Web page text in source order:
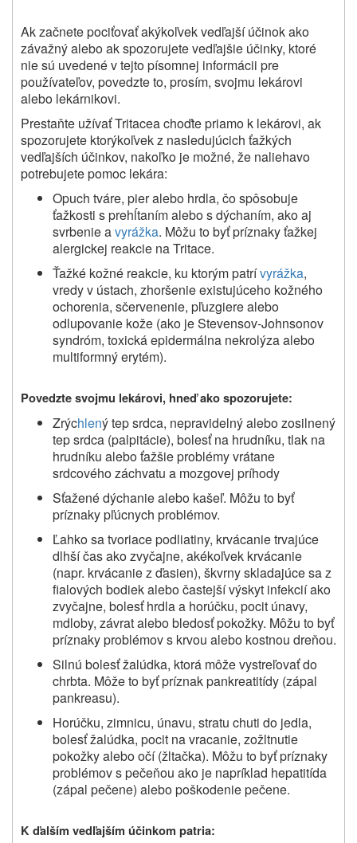
Ak začnete pociťovať akýkoľvek vedľajší účinok ako
závažný alebo ak spozorujete vedľajšie účinky, ktoré
nie sú uvedené v tejto písomnej informácii pre
používateľov, povedzte to, prosím, svojmu lekárovi
alebo lekárnikovi.
Prestaňte užívaťTritacea choďte priamo k lekárovi, ak
spozorujete ktorýkoľvek z nasledujúcich ťažkých
vedľajších účinkov, nakoľko je možné, že naliehavo
potrebujete pomoc lekára:
Opuch tváre, pier alebo hrdla, čo spôsobuje
ťažkosti s prehĺtaním alebo s dýchaním, ako aj
svrbenie avyrážka. Môžu to byť príznaky ťažkej
alergickej reakcie naTritace.
Ťažké kožné reakcie, ku ktorým patrívyrážka,
vredy v ústach, zhoršenie existujúceho kožného
ochorenia, sčervenenie, pľuzgiere alebo
odlupovanie kože (ako je Stevensov-Johnsonov
syndróm, toxická epidermálna nekrolýza alebo
multiformný erytém).
Povedzte svojmu lekárovi, hneď ako spozorujete:
Zrýchlený tep srdca, nepravidelný alebo zosilnený
tep srdca (palpitácie), bolesť na hrudníku, tlak na
hrudníku alebo ťažšie problémy vrátane
srdcového záchvatu a mozgovej príhody
Sťažené dýchanie alebo kašeľ. Môžu to byť
príznaky pľúcnych problémov.
Ľahko sa tvoriace podliatiny, krvácanie trvajúce
dlhší čas ako zvyčajne, akékoľvek krvácanie
(napr. krvácanie z ďasien), škvrny skladajúce sa z
fialových bodiek alebo častejší výskyt infekcií ako
zvyčajne, bolesť hrdla a horúčku, pocit únavy,
mdloby, závrat alebo bledosť pokožky. Môžu to byť
príznaky problémov s krvou alebo kostnou dreňou.
Silnú bolesť žalúdka, ktorá môže vystreľovať do
chrbta. Môže to byť príznak pankreatitídy (zápal
pankreasu).
Horúčku, zimnicu, únavu, stratu chuti do jedla,
bolesť žalúdka, pocit na vracanie, zožltnutie
pokožky alebo očí (žltačka). Môžu to byť príznaky
problémov s pečeňou ako je napríklad hepatitída
(zápal pečene) alebo poškodenie pečene.
K ďalším vedľajším účinkom patria: